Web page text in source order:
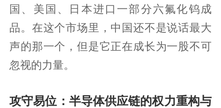
国、美国、日本进口一部分六氟化钨成
品。在这个市场里，中国还不是说话最大
声的那一个，但是它正在成长为一股不可
忽视的力量。
攻守易位：半导体供应链的权力重构与